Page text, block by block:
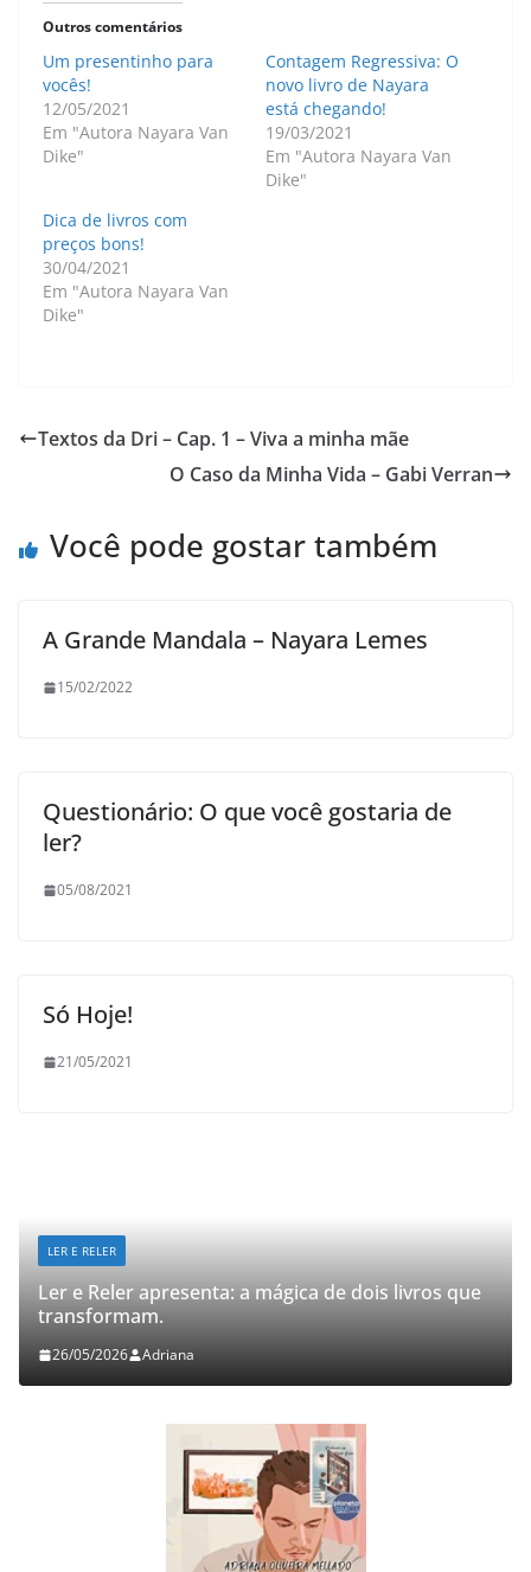
Outros comentários
Um presentinho para
vocês!
12/05/2021
Em "Autora Nayara Van
Dike"
Contagem Regressiva: O
novo livro de Nayara
está chegando!
19/03/2021
Em "Autora Nayara Van
Dike"
Dica de livros com
preços bons!
30/04/2021
Em "Autora Nayara Van
Dike"
Textos da Dri – Cap. 1 – Viva a minha mãe
O Caso da Minha Vida – Gabi Verran
Você pode gostar também
A Grande Mandala – Nayara Lemes
15/02/2022
Questionário: O que você gostaria de
ler?
05/08/2021
Só Hoje!
21/05/2021
LER E RELER
Ler e Reler apresenta: a mágica de dois livros que
transformam.
26/05/2026 Adriana